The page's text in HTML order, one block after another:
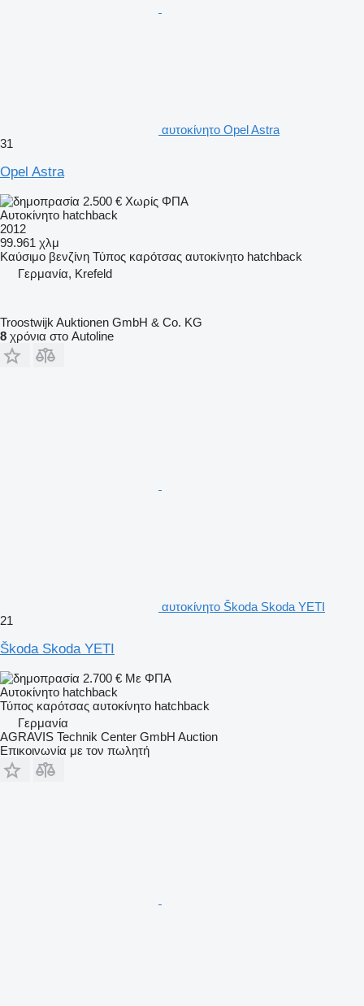
αυτοκίνητο Opel Astra
31
Opel Astra
2.500 € Χωρίς ΦΠΑ
Αυτοκίνητο hatchback
2012
99.961 χλμ
Καύσιμο βενζίνη Τύπος καρότσας αυτοκίνητο hatchback
Γερμανία, Krefeld
Troostwijk Auktionen GmbH & Co. KG
8 χρόνια στο Autoline
αυτοκίνητο Škoda Skoda YETI
21
Škoda Skoda YETI
2.700 € Με ΦΠΑ
Αυτοκίνητο hatchback
Τύπος καρότσας αυτοκίνητο hatchback
Γερμανία
AGRAVIS Technik Center GmbH Auction
Επικοινωνία με τον πωλητή